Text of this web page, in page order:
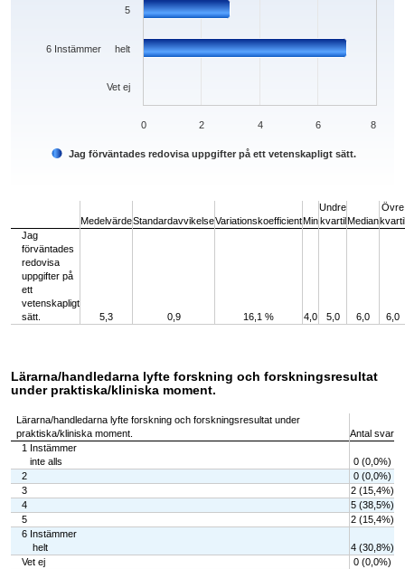
Jag förväntades redovisa uppgifter på ett vetenskapligt sätt.
Vet ej
6 Instämmer helt
5
0 2 4 6 8
MedelvärdeStandardavvikelseVariationskoefficientMin
Undre
kvartil Median
Övre
kvartil
Jag
förväntades
redovisa
uppgifter på
ett
vetenskapligt
sätt.
5,3 0,9 16,1 % 4,0 5,0 6,0 6,0
Lärarna/handledarna lyfte forskning och forskningsresultat
under praktiska/kliniska moment.
Lärarna/handledarna lyfte forskning och forskningsresultat under
praktiska/kliniska moment.
Antal svar
1 Instämmer
inte alls
0 (0,0%)
2
0 (0,0%)
3
2 (15,4%)
4
5 (38,5%)
5
2 (15,4%)
6 Instämmer
helt
4 (30,8%)
Vet ej
0 (0,0%)